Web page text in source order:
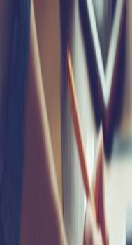
الزائـرون